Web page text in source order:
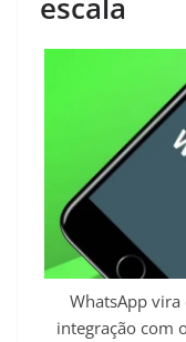
WhatsApp vira
integração com